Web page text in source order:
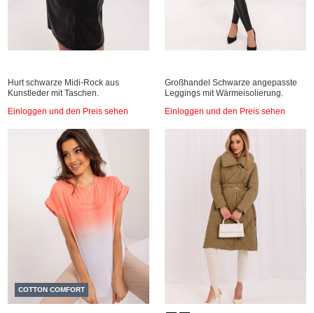
Hurt schwarze Midi-Rock aus
Kunstleder mit Taschen.
Einloggen und den Preis sehen
Großhandel Schwarze angepasste
Leggings mit Wärmeisolierung.
Einloggen und den Preis sehen
COTTON COMFORT